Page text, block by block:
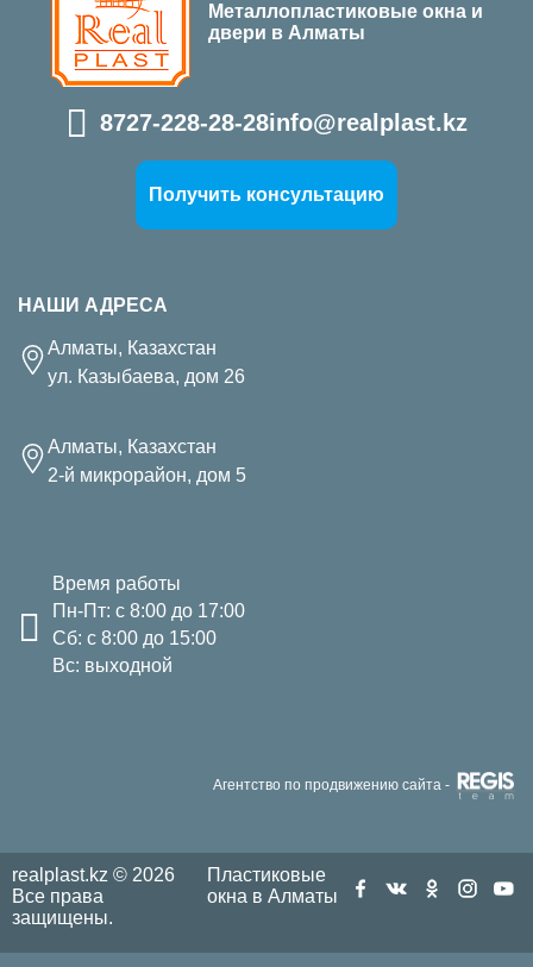
Металлопластиковые окна и
двери в Алматы
8727-228-28-28info@realplast.kz
Получить консультацию
НАШИ АДРЕСА
Алматы, Казахстан
ул. Казыбаева, дом 26
Алматы, Казахстан
2-й микрорайон, дом 5
Время работы
Пн-Пт: с 8:00 до 17:00
Сб: с 8:00 до 15:00
Вс: выходной
Агентство по продвижению сайта -
realplast.kz © 2026
Все права
защищены.
Пластиковые
окна в Алматы